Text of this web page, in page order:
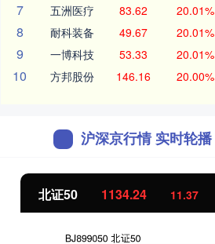
7 五洲医疗 83.62 20.01%
8 耐科装备 49.67 20.01%
9 一博科技 53.33 20.01%
10 方邦股份 146.16 20.00%
沪深京行情 实时轮播
北证50 1134.24 11.37